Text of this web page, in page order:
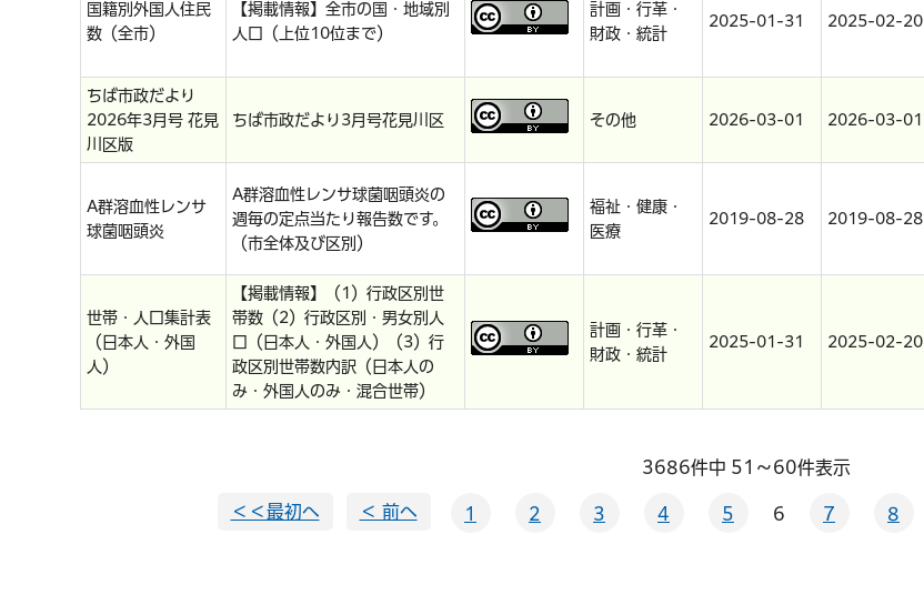
国籍別外国人住民
数（全市）
【掲載情報】全市の国・地域別
人口（上位10位まで）
計画・行革・
財政・統計
2025-01-31 2025-02-20
ちば市政だより
2026年3月号 花見
川区版
ちば市政だより3月号花見川区 その他 2026-03-01 2026-03-01
A群溶血性レンサ
球菌咽頭炎
A群溶血性レンサ球菌咽頭炎の
週毎の定点当たり報告数です。
（市全体及び区別）
福祉・健康・
医療
2019-08-28 2019-08-28
世帯・人口集計表
（日本人・外国
人）
【掲載情報】（1）行政区別世
帯数（2）行政区別・男女別人
口（日本人・外国人）（3）行
政区別世帯数内訳（日本人の
み・外国人のみ・混合世帯）
計画・行革・
財政・統計
2025-01-31 2025-02-20
3686件中 51～60件表示
＜＜最初へ ＜ 前へ 1 2 3 4 5 6 7 8